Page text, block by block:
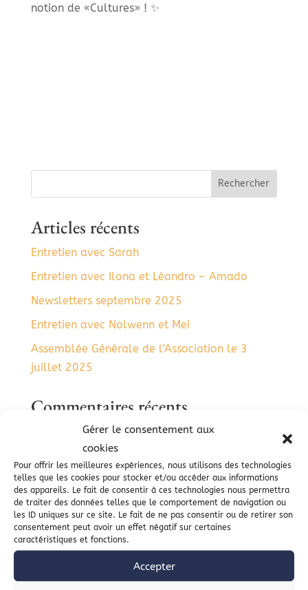
Gérer le consentement aux
cookies
Pour offrir les meilleures expériences, nous utilisons des technologies
telles que les cookies pour stocker et/ou accéder aux informations
des appareils. Le fait de consentir à ces technologies nous permettra
de traiter des données telles que le comportement de navigation ou
les ID uniques sur ce site. Le fait de ne pas consentir ou de retirer son
consentement peut avoir un effet négatif sur certaines
caractéristiques et fonctions.
Accepter
notion de «Cultures» ! ✨
Rechercher
Articles récents
Entretien avec Sarah
Entretien avec Ilona et Léandro – Amado
Newsletters septembre 2025
Entretien avec Nolwenn et Mei
Assemblée Générale de l’Association le 3
juillet 2025
Commentaires récents
Aucun commentaire à afficher.